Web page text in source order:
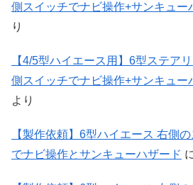
側スイッチでナビ操作+サンキュー
り
【4/5型ハイエース用】6型ステア
側スイッチでナビ操作+サンキュー
より
【製作依頼】6型ハイエース 右側
でナビ操作とサンキューハザード